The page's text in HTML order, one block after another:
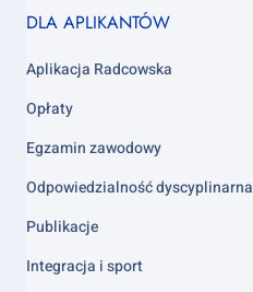
Footer
3
DLA APLIKANTÓW
Aplikacja Radcowska
Opłaty
Egzamin zawodowy
Odpowiedzialność dyscyplinarna
Publikacje
Integracja i sport